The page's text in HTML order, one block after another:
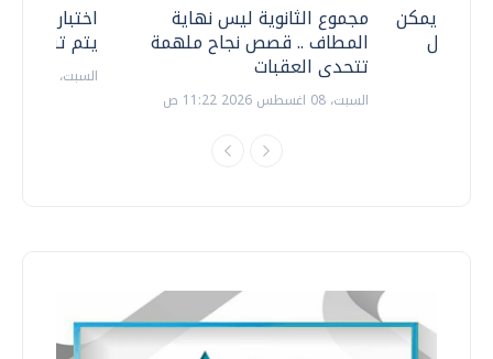
اختبارات
يتم
السبت، 18 يوليو 2026 09:22 ص
مجموع الثانوية ليس نهاية
المطاف .. قصص نجاح ملهمة
تتحدى العقبات
السبت، 08 اغسطس 2026 11:22 ص
.. هل يمكن
نتعامل